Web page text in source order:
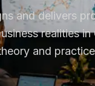
and delivers
realities in
and